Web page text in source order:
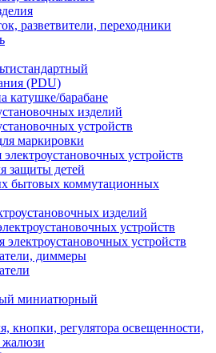
разветвители, переходники
(PDU)
катушке/барабане
изделий
устройств
маркировки
устройств
защиты детей
бытовых коммутационных
изделий
устройств
устройств
диммеры
миниатюрный
кнопки, регулятора освещенности,
жалюзи